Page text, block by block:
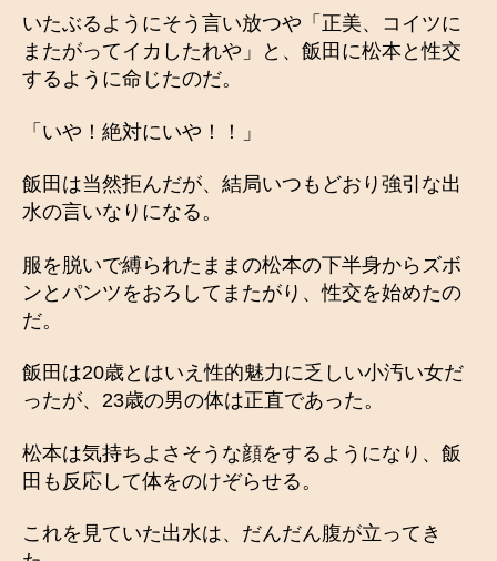
いたぶるようにそう言い放つや「正美、コイツに
またがってイカしたれや」と、飯田に松本と性交
するように命じたのだ。
「いや！絶対にいや！！」
飯田は当然拒んだが、結局いつもどおり強引な出
水の言いなりになる。
服を脱いで縛られたままの松本の下半身からズボ
ンとパンツをおろしてまたがり、性交を始めたの
だ。
飯田は20歳とはいえ性的魅力に乏しい小汚い女だ
ったが、23歳の男の体は正直であった。
松本は気持ちよさそうな顔をするようになり、飯
田も反応して体をのけぞらせる。
これを見ていた出水は、だんだん腹が立ってき